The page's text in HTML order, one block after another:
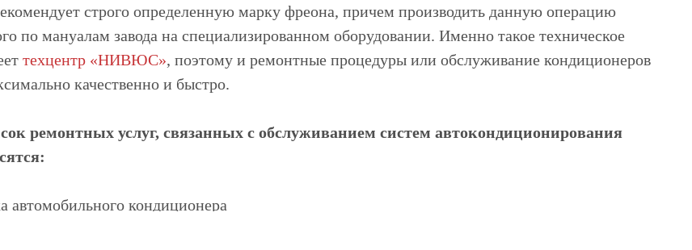
строго определенную марку фреона, причем производить данную операцию
по мануалам завода на специализированном оборудовании. Именно такое техническое
техцентр «НИВЮС», поэтому и ремонтные процедуры или обслуживание кондиционеров
качественно и быстро.
ремонтных услуг, связанных с обслуживанием систем автокондиционирования
автомобильного кондиционера